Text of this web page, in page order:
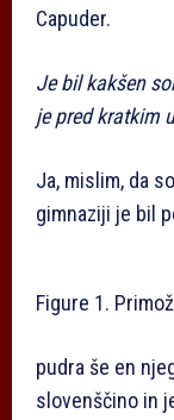
Capuder.
Je bil kakšen
je pred kratkim
Ja, mislim, da
gimnaziji je bil
Figure 1.
pudra še en
slovenščino in